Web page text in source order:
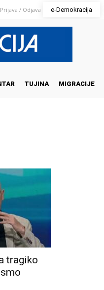
Prijava / Odjava e-Demokracija
TUJINA MIGRACIJE
tragiko